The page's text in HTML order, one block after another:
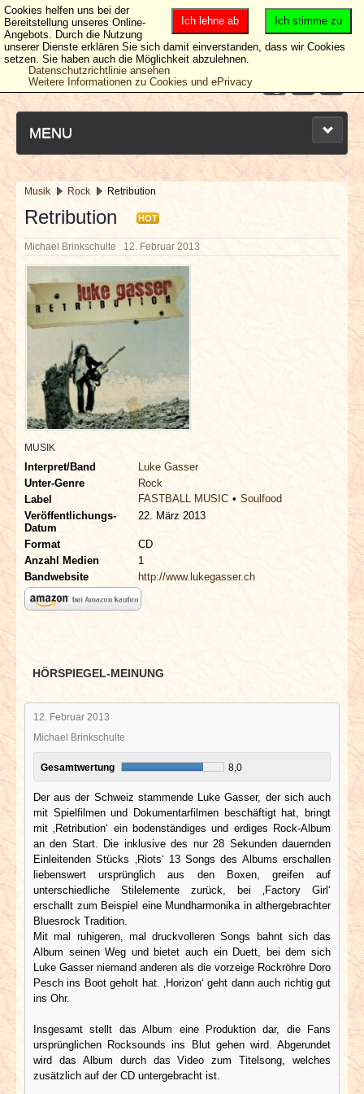
MENU
NEUESTE ARTIKEL
NEWS & DATES
BERICHTE
VERLOSUNGEN
INTERVIEWS
SPECIALS
REDAKTION
LINKS
ARCHIV
Musik Rock Retribution
Retribution HOT
Michael Brinkschulte 12. Februar 2013
MUSIK
Interpret/Band
Luke Gasser
Unter-Genre
Rock
Label
FASTBALL MUSIC
Soulfood
Veröffentlichungs-
Datum
22. März 2013
Format
CD
Anzahl Medien
1
Bandwebsite
http://www.lukegasser.ch
HÖRSPIEGEL-MEINUNG
12. Februar 2013
Michael Brinkschulte
Gesamtwertung 8,0
Der aus der Schweiz stammende Luke Gasser, der sich auch
mit Spielfilmen und Dokumentarfilmen beschäftigt hat, bringt
mit ‚Retribution‘ ein bodenständiges und erdiges Rock-Album
an den Start. Die inklusive des nur 28 Sekunden dauernden
Einleitenden Stücks ‚Riots‘ 13 Songs des Albums erschallen
liebenswert ursprünglich aus den Boxen, greifen auf
unterschiedliche Stilelemente zurück, bei ‚Factory Girl‘
erschallt zum Beispiel eine Mundharmonika in althergebrachter
Bluesrock Tradition.
Mit mal ruhigeren, mal druckvolleren Songs bahnt sich das
Album seinen Weg und bietet auch ein Duett, bei dem sich
Luke Gasser niemand anderen als die vorzeige Rockröhre Doro
Pesch ins Boot geholt hat. ‚Horizon‘ geht dann auch richtig gut
ins Ohr.
Insgesamt stellt das Album eine Produktion dar, die Fans
ursprünglichen Rocksounds ins Blut gehen wird. Abgerundet
wird das Album durch das Video zum Titelsong, welches
zusätzlich auf der CD untergebracht ist.
Ich stimme zu
Ich lehne ab
Cookies helfen uns bei der
Bereitstellung unseres Online-
Angebots. Durch die Nutzung
unserer Dienste erklären Sie sich damit einverstanden, dass wir Cookies
setzen. Sie haben auch die Möglichkeit abzulehnen.
Datenschutzrichtlinie ansehen
Weitere Informationen zu Cookies und ePrivacy